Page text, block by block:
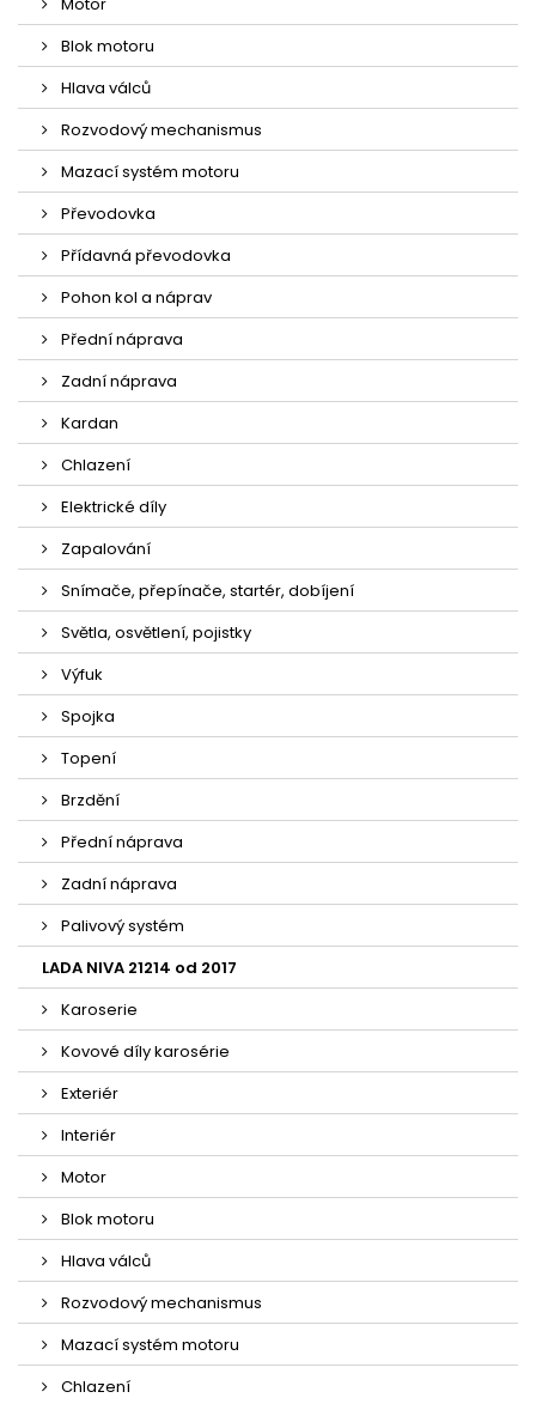
Blok motoru
Hlava válců
Rozvodový mechanismus
Mazací systém motoru
Převodovka
Přídavná převodovka
Pohon kol a náprav
Přední náprava
Zadní náprava
Kardan
Chlazení
Elektrické díly
Zapalování
Snímače, přepínače, startér, dobíjení
Světla, osvětlení, pojistky
Výfuk
Spojka
Topení
Brzdění
Přední náprava
Zadní náprava
Palivový systém
LADA NIVA 21214 od 2017
Karoserie
Kovové díly karosérie
Exteriér
Interiér
Motor
Blok motoru
Hlava válců
Rozvodový mechanismus
Mazací systém motoru
Chlazení